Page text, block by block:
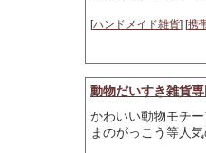
[ハンドメイド雑貨] [携
動物だいすき雑貨
かわいい動物モチ
まのがっこう等人